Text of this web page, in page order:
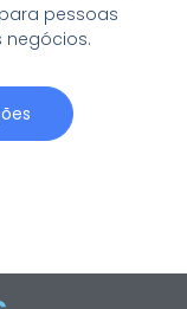
pessoas
negócios.